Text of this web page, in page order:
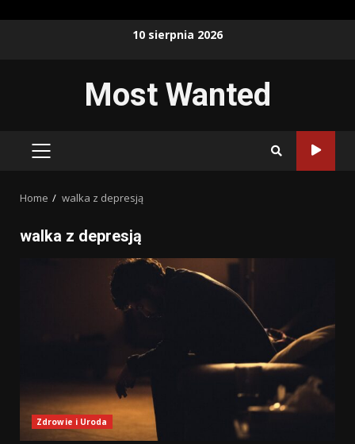
10 sierpnia 2026
Most Wanted
PRIMARY
Home walka z depresją
walka z depresją
Zdrowie i Uroda